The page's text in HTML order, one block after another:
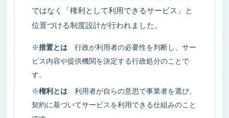
なぜケアマネジャーの仕事は大変と言われるのか
臨床社会学の観点から見たケアマネジャー業務
臨床の思考法｜現代思想とケアマネジメント
日々の支援に光を戻す｜現代思想とケアマネの実践知
医療・介護現場にFAXと紙媒体が残る理由
ではなく「権利として利用できるサービス」と
位置づける制度設計が行われました。
※措置とは 行政が利用者の必要性を判断し、サー
ビス内容や提供機関を決定する行政処分のことで
す。
※権利とは 利用者が自らの意思で事業者を選び、
契約に基づいてサービスを利用できる仕組みのこと